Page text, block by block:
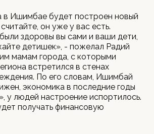
в Ишимбае будет построен новый
он уже у вас есть.
здоровы вы сами и ваши дети,
детишек», - пожелал Радий
мамам города, с которыми
встретился в стенах
По его словам, Ишимбай
экономика в последние годы
у людей настроение испортилось.
получать финансовую